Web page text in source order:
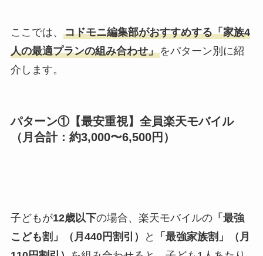
ここでは、 コドモニ編集部がおすすめする「家族4
人の最適プランの組み合わせ」をパターン別に紹
介します。
パターン①【最安重視】全員楽天モバイル
（月合計：約3,000〜6,500円）
子どもが12歳以下の場合、楽天モバイルの「最強
こども割」（月440円割引）
と
「最強家族割」（月